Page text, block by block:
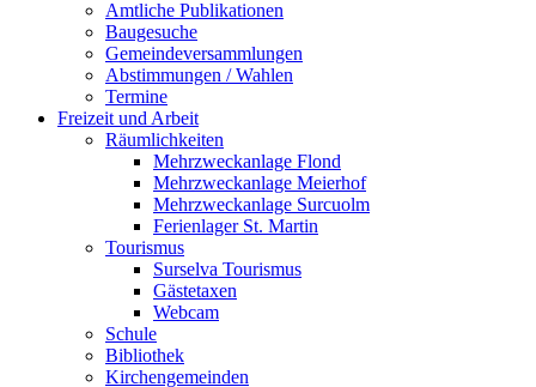
Amtliche Publikationen
Baugesuche
Gemeindeversammlungen
Abstimmungen / Wahlen
Termine
Freizeit und Arbeit
Räumlichkeiten
Mehrzweckanlage Flond
Mehrzweckanlage Meierhof
Mehrzweckanlage Surcuolm
Ferienlager St. Martin
Tourismus
Surselva Tourismus
Gästetaxen
Webcam
Schule
Bibliothek
Kirchengemeinden